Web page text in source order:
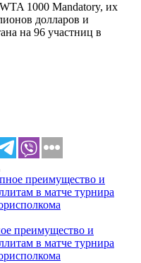
1000 Mandatory, их
долларов и
на 96 участниц в
преимущество и
в матче турнира